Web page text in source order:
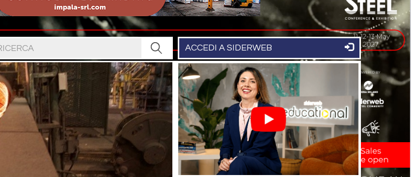
ACCEDI A SIDERWEB